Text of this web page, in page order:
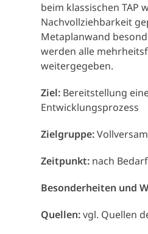
beim klassischen
Nachvollziehbarkeit
Metaplanwand
werden alle
weitergegeben.
Ziel: Bereitstellung
Entwicklungsprozess
Zielgruppe:
Zeitpunkt: nach
Besonderheiten und
Quellen:vgl. Quellen